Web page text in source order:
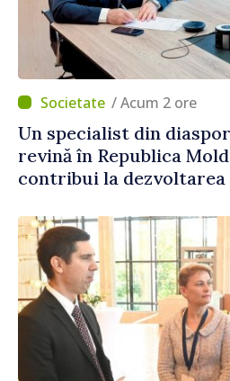
/ Acum 2 ore
Un specialist din
revină în Republica
contribui la